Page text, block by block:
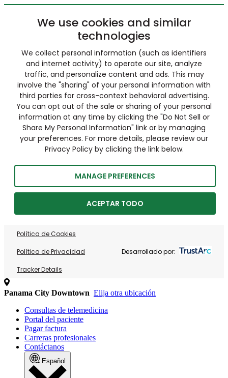
We use cookies and similar
technologies
We collect personal information (such as identifiers
and internet activity) to operate our site, analyze
traffic, and personalize content and ads. This may
involve the "sharing" of your personal information with
third parties for cross-context behavioral advertising.
You can opt out of the sale or sharing of your personal
information at any time by clicking the "Do Not Sell or
Share My Personal Information" link or by managing
your preferences. For more details, please review our
Privacy Policy by clicking the link below.
MANAGE PREFERENCES
ACEPTAR TODO
Política de Cookies
Política de Privacidad
Tracker Details
Desarrollado por:
Panama City Downtown Elija otra ubicación
Consultas de telemedicina
Portal del paciente
Pagar factura
Carreras profesionales
Contáctanos
Español